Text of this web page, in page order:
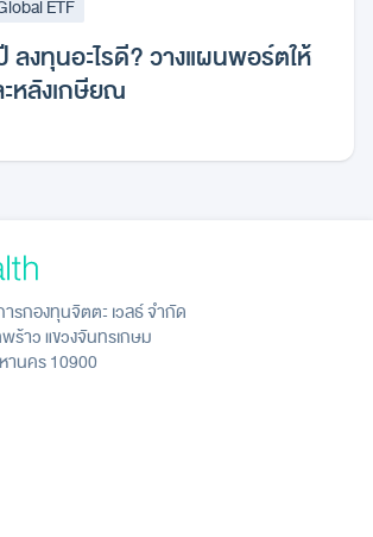
ETF
ลงทุนอะไรดี? วางแผนพอร์ตให้
หลังเกษียณ
กองทุนจิตตะ เวลธ์ จำกัด
าว แขวงจันทรเกษม
านคร 10900